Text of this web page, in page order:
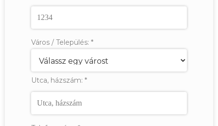
Város / Település: *
Utca, házszám: *